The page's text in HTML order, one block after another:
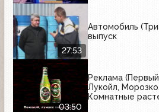
27:53
Автомобиль
выпуск
03:50
Реклама (Первый
Лукойл,
Комнатные